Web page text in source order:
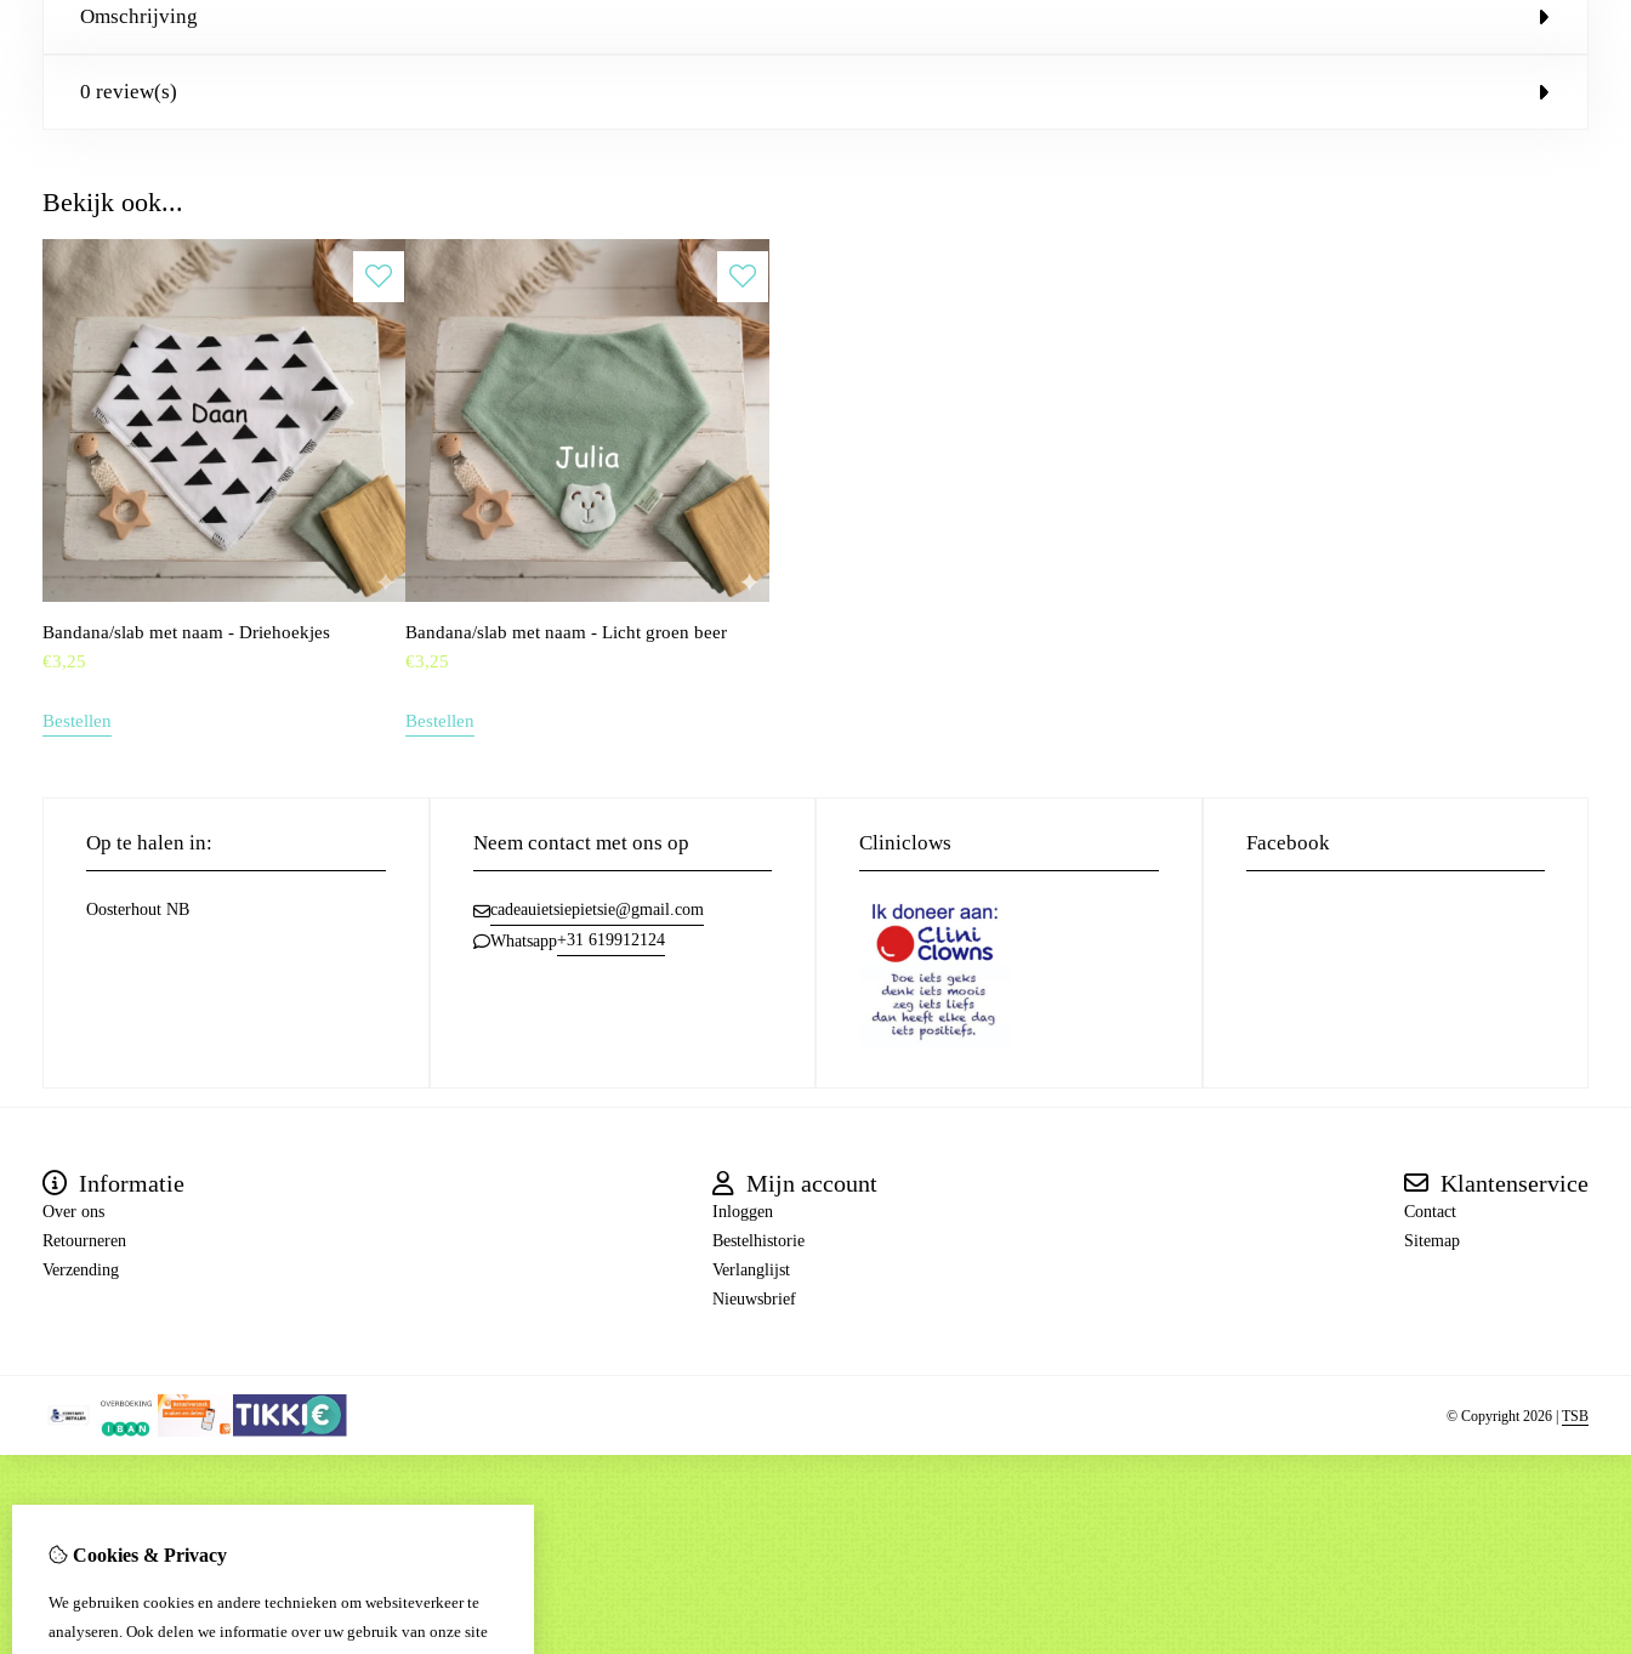
Omschrijving
0 review(s)
Bekijk ook...
Bandana/slab met naam - Driehoekjes
€3,25
Bestellen
Bandana/slab met naam - Licht groen beer
€3,25
Bestellen
Op te halen in:
Oosterhout NB
Neem contact met ons op
cadeauietsiepietsie@gmail.com
Whatsapp+31 619912124
Cliniclows Facebook
Informatie
Over ons
Retourneren
Verzending
Mijn account
Inloggen
Bestelhistorie
Verlanglijst
Nieuwsbrief
Klantenservice
Contact
Sitemap
© Copyright 2026 | TSB
Cookies & Privacy
We gebruiken cookies en andere technieken om websiteverkeer te
analyseren. Ook delen we informatie over uw gebruik van onze site